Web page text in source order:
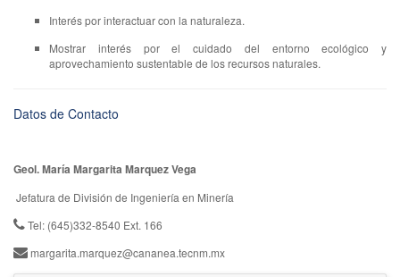
Interés por interactuar con la naturaleza.
Mostrar interés por el cuidado del entorno ecológico y
aprovechamiento sustentable de los recursos naturales.
Datos de Contacto
Geol. María Margarita Marquez Vega
Jefatura de División de Ingeniería en Minería
Tel: (645)332-8540 Ext. 166
margarita.marquez@cananea.tecnm.mx